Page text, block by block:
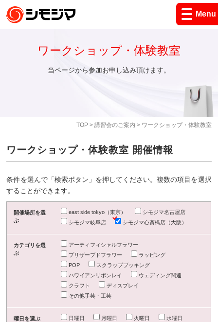
Menu
TOP> 講習会のご案内 > ワークショップ・体験教室
ワークショップ・体験教室
当ページから参加お申し込み頂けます。
ワークショップ・体験教室 開催情報
条件を選んで「検索ボタン」を押してください。複数の項目を選択
することができます。
開催場所を選
ぶ
east side tokyo（東京）
シモジマ名古屋店
シモジマ岐阜店
シモジマ心斎橋店（大阪）
カテゴリを選
ぶ
アーティフィシャルフラワー
プリザーブドフラワー
ラッピング
POP
スクラップブッキング
ハワイアンリボンレイ
ウェディング関連
クラフト
ディスプレイ
その他手芸・工芸
曜日を選ぶ 日曜日 月曜日 火曜日
水曜日